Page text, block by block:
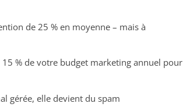
de 25 % en moyenne – mais à
% de votre budget marketing annuel pour
gérée, elle devient du spam